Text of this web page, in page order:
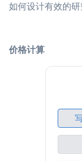
如何设计有效的
价格计算